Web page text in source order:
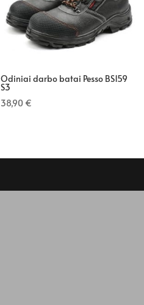
Odiniai darbo batai Pesso BS159
S3
38,90 €